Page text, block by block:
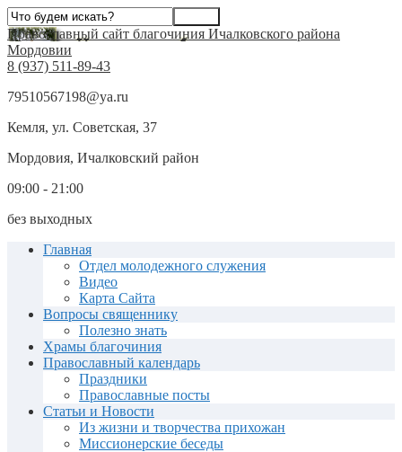
Православный сайт благочиния Ичалковского района
Мордовии
8 (937) 511-89-43
79510567198@ya.ru
Кемля, ул. Советская, 37
Мордовия, Ичалковский район
09:00 - 21:00
без выходных
Главная
Отдел молодежного служения
Видео
Карта Сайта
Вопросы священнику
Полезно знать
Храмы благочиния
Православный календарь
Праздники
Православные посты
Статьи и Новости
Из жизни и творчества прихожан
Миссионерские беседы